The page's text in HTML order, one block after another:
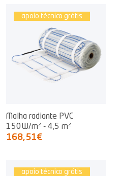
apoio técnico grátis
Malha radiante PVC
150W/m² - 4,5 m²
168,51€
apoio técnico grátis